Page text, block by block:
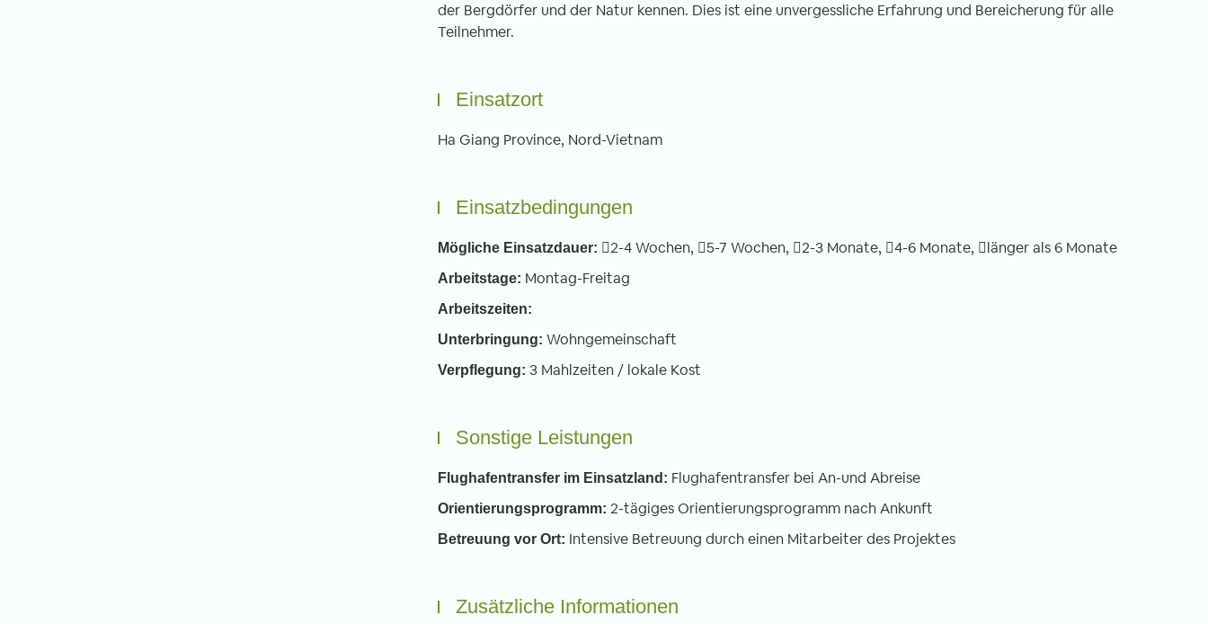
der Bergdörfer und der Natur kennen. Dies ist eine unvergessliche Erfahrung und Bereicherung für alle
Teilnehmer.
Einsatzort
Ha Giang Province, Nord-Vietnam
Einsatzbedingungen
Mögliche Einsatzdauer: 2-4 Wochen, 5-7 Wochen, 2-3 Monate, 4-6 Monate, länger als 6 Monate
Arbeitstage: Montag-Freitag
Arbeitszeiten:
Unterbringung: Wohngemeinschaft
Verpflegung: 3 Mahlzeiten / lokale Kost
Sonstige Leistungen
Flughafentransfer im Einsatzland: Flughafentransfer bei An-und Abreise
Orientierungsprogramm: 2-tägiges Orientierungsprogramm nach Ankunft
Betreuung vor Ort: Intensive Betreuung durch einen Mitarbeiter des Projektes
Zusätzliche Informationen